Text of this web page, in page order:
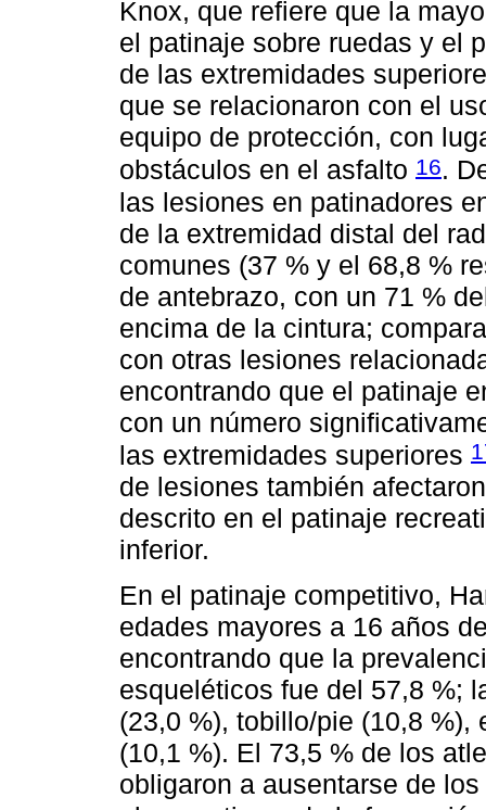
Knox, que refiere que la
el patinaje sobre ruedas y el
de las extremidades
que se relacionaron con el
equipo de protección, con
obstáculos en el asfalto 16.
las lesiones en patinadores
de la extremidad distal del
comunes (37 % y el 68,8 %
de antebrazo, con un 71 %
encima de la cintura;
con otras lesiones
encontrando que el patinaje
con un número
las extremidades superiores
de lesiones también
descrito en el patinaje
inferior.
En el patinaje competitivo,
edades mayores a 16 años
encontrando que la
esqueléticos fue del 57,8 %;
(23,0 %), tobillo/pie (10,8
(10,1 %). El 73,5 % de los
obligaron a ausentarse de